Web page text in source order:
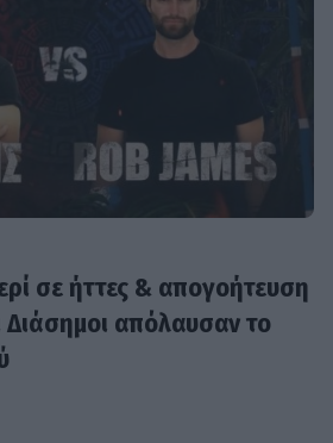
σε ήττες & απογοήτευση
Διάσημοι απόλαυσαν το